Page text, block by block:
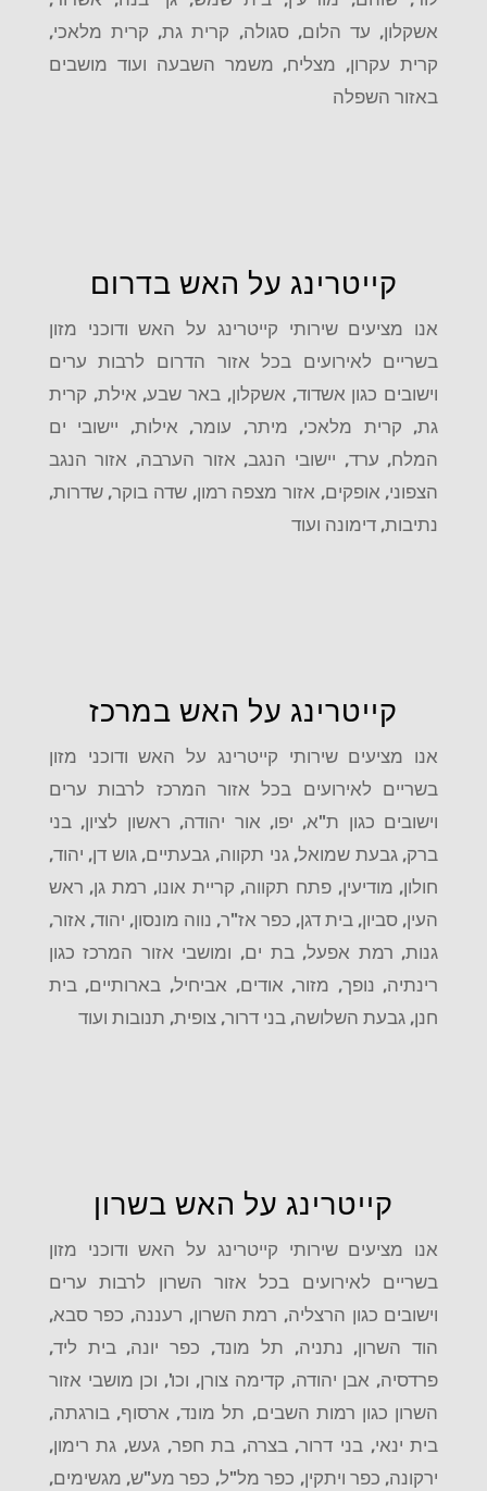
אשקלון, עד הלום, סגולה, קרית גת, קרית מלאכי,
קרית עקרון, מצליח, משמר השבעה ועוד מושבים
באזור השפלה
קייטרינג על האש בדרום
אנו מציעים שירותי קייטרינג על האש ודוכני מזון
בשריים לאירועים בכל אזור הדרום לרבות ערים
וישובים כגון אשדוד, אשקלון, באר שבע, אילת, קרית
גת, קרית מלאכי, מיתר, עומר, אילות, יישובי ים
המלח, ערד, יישובי הנגב, אזור הערבה, אזור הנגב
הצפוני, אופקים, אזור מצפה רמון, שדה בוקר, שדרות,
נתיבות, דימונה ועוד
קייטרינג על האש במרכז
אנו מציעים שירותי קייטרינג על האש ודוכני מזון
בשריים לאירועים בכל אזור המרכז לרבות ערים
וישובים כגון ת"א, יפו, אור יהודה, ראשון לציון, בני
ברק, גבעת שמואל, גני תקווה, גבעתיים, גוש דן, יהוד,
חולון, מודיעין, פתח תקווה, קריית אונו, רמת גן, ראש
העין, סביון, בית דגן, כפר אז"ר, נווה מונסון, יהוד, אזור,
גנות, רמת אפעל, בת ים, ומושבי אזור המרכז כגון
רינתיה, נופך, מזור, אודים, אביחיל, בארותיים, בית
חנן, גבעת השלושה, בני דרור, צופית, תנובות ועוד
קייטרינג על האש בשרון
אנו מציעים שירותי קייטרינג על האש ודוכני מזון
בשריים לאירועים בכל אזור השרון לרבות ערים
וישובים כגון הרצליה, רמת השרון, רעננה, כפר סבא,
הוד השרון, נתניה, תל מונד, כפר יונה, בית ליד,
פרדסיה, אבן יהודה, קדימה צורן, וכו', וכן מושבי אזור
השרון כגון רמות השבים, תל מונד, ארסוף, בורגתה,
בית ינאי, בני דרור, בצרה, בת חפר, געש, גת רימון,
ירקונה, כפר ויתקין, כפר מל"ל, כפר מע"ש, מגשימים,